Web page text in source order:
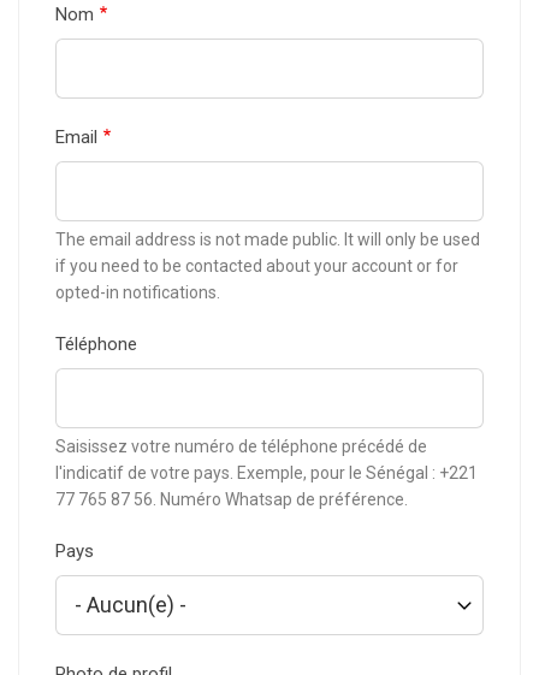
Nom
Email
The email address is not made public. It will only be used
if you need to be contacted about your account or for
opted-in notifications.
Téléphone
Saisissez votre numéro de téléphone précédé de
l'indicatif de votre pays. Exemple, pour le Sénégal : +221
77 765 87 56. Numéro Whatsap de préférence.
Pays